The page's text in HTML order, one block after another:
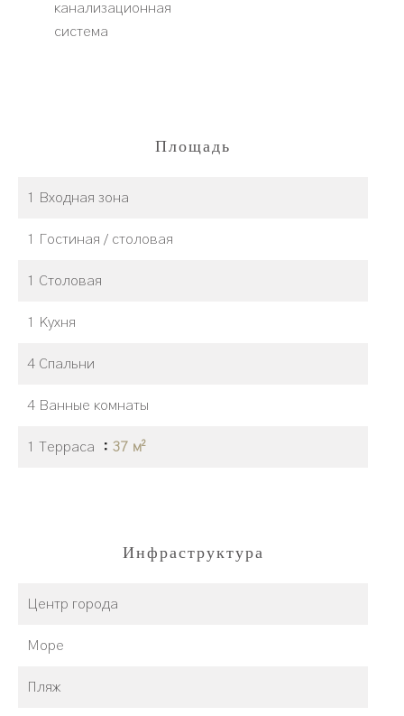
канализационная
система
Площадь
1 Входная зона
1 Гостиная / столовая
1 Столовая
1 Кухня
4 Спальни
4 Ванные комнаты
1 Терраса 37 м²
Инфраструктура
Центр города
Море
Пляж